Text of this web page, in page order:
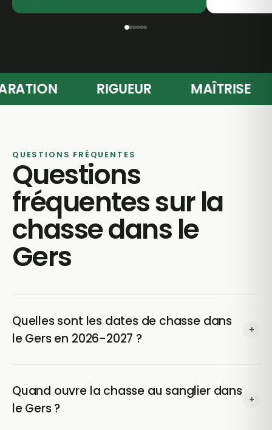
RIGUEUR MAÎTRISE
QUESTIONS FRÉQUENTES
Questions
fréquentes sur la
chasse dans le
Gers
Quelles sont les dates de chasse dans
le Gers en 2026-2027 ?
+
espèces, chacune avec sa propre date d'ouverture et
de fermeture fixée par arrêté préfectoral. Le tableau
Quand ouvre la chasse au sanglier dans
le Gers ?
+